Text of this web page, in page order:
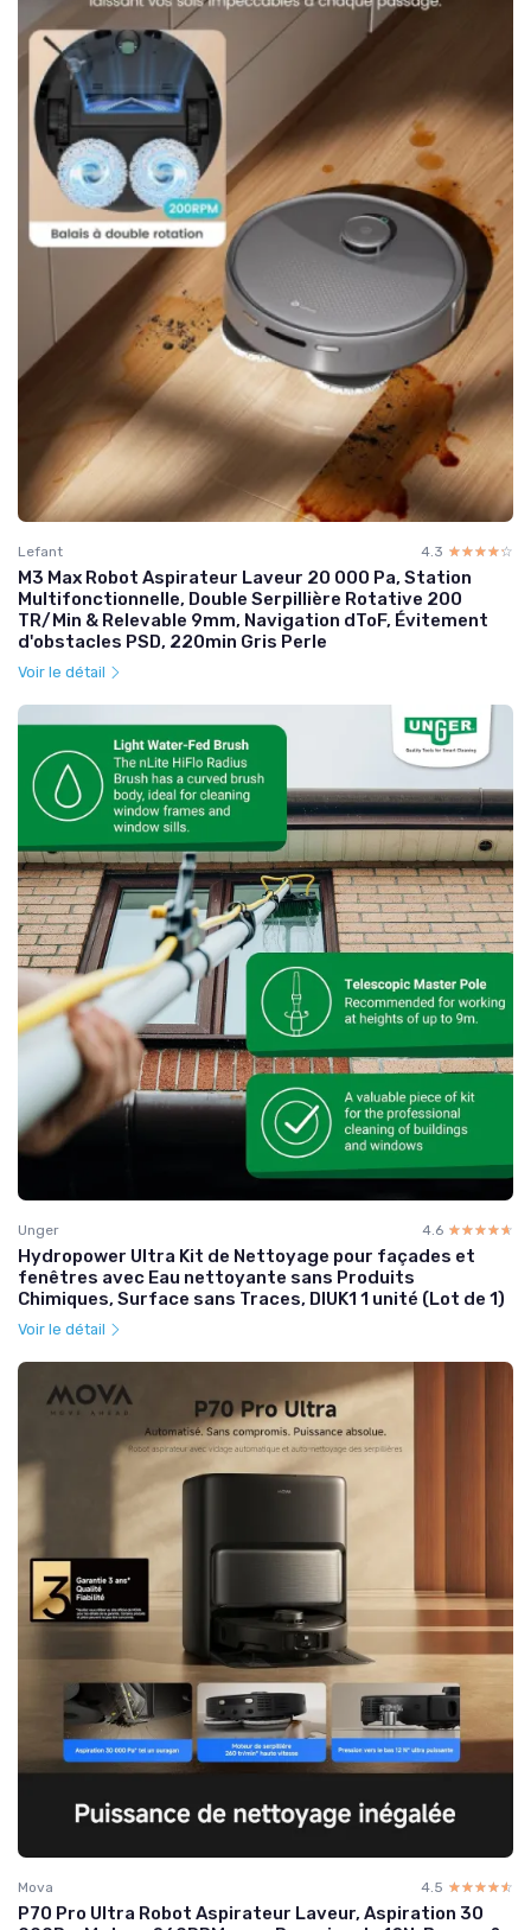
Lefant 4.3 ☆☆☆☆☆
★★★★★
M3 Max Robot Aspirateur Laveur 20 000 Pa, Station
Multifonctionnelle, Double Serpillière Rotative 200
TR/Min & Relevable 9mm, Navigation dToF, Évitement
d'obstacles PSD, 220min Gris Perle
Voir le détail
Unger 4.6 ☆☆☆☆☆
★★★★★
Hydropower Ultra Kit de Nettoyage pour façades et
fenêtres avec Eau nettoyante sans Produits
Chimiques, Surface sans Traces, DIUK1 1 unité (Lot de 1)
Voir le détail
Mova 4.5 ☆☆☆☆☆
★★★★★
P70 Pro Ultra Robot Aspirateur Laveur, Aspiration 30